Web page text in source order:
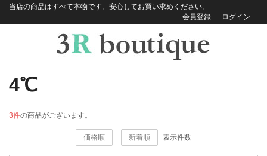
当店の商品はすべて本物です。安心してお買い求めください。
会員登録
ログイン
4℃
3件の商品がございます。
価格順 新着順 表示件数